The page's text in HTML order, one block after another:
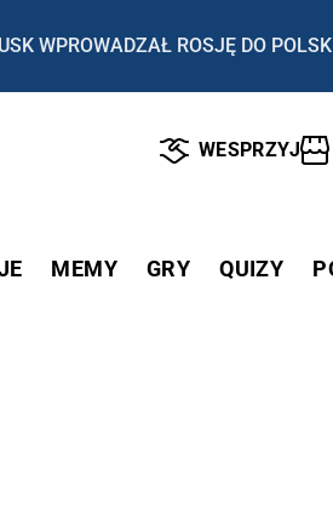
WPROWADZAŁ ROSJĘ DO
WESPRZYJ
MEMY GRY QUIZY